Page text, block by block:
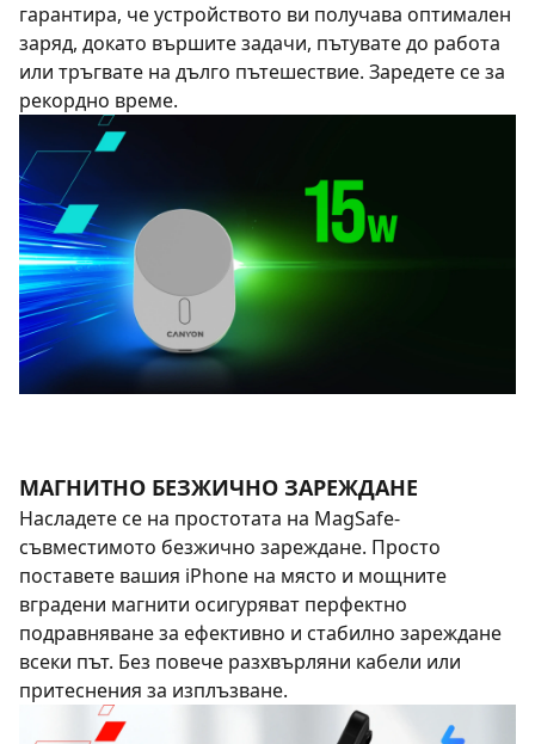
гарантира, че устройството ви получава оптимален
заряд, докато вършите задачи, пътувате до работа
или тръгвате на дълго пътешествие. Заредете се за
рекордно време.
МАГНИТНО БЕЗЖИЧНО ЗАРЕЖДАНЕ
Насладете се на простотата на MagSafe-
съвместимото безжично зареждане. Просто
поставете вашия iPhone на място и мощните
вградени магнити осигуряват перфектно
подравняване за ефективно и стабилно зареждане
всеки път. Без повече разхвърляни кабели или
притеснения за изплъзване.